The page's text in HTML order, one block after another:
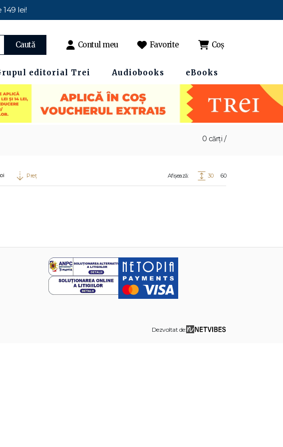
lei!
Caută Contul meu Favorite Coș
editorial Trei Audiobooks eBooks
0 cărți /
Preț Afișează: 30 60
Dezvoltat de: